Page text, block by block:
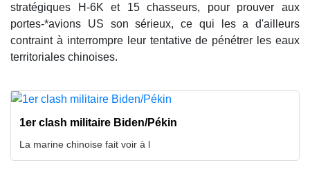
stratégiques H-6K et 15 chasseurs, pour prouver aux
portes-*avions US son sérieux, ce qui les a d'ailleurs
contraint à interrompre leur tentative de pénétrer les eaux
territoriales chinoises.
1er clash militaire Biden/Pékin
La marine chinoise fait voir à l